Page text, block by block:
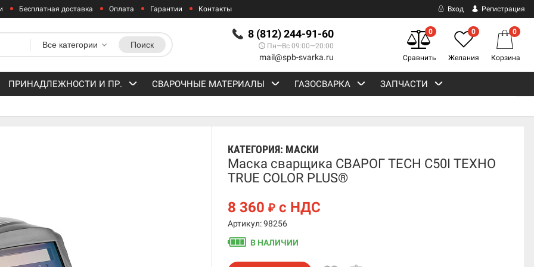
Бесплатная доставка Оплата Гарантии Контакты Вход Регистрация
8 (812) 244-91-60
Пн—Вс 09:00—20:00
mail@spb-svarka.ru
Все категории Поиск
0
Сравнить
0
Желания
0
Корзина
ПРИНАДЛЕЖНОСТИ И ПР. СВАРОЧНЫЕ МАТЕРИАЛЫ ГАЗОСВАРКА ЗАПЧАСТИ
КАТЕГОРИЯ: МАСКИ
Маска сварщика СВАРОГ TECH C50I ТЕХНО
TRUE COLOR PLUS®
8 360₽ с НДС
Артикул: 98256
В НАЛИЧИИ